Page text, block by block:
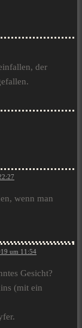
der
wenn man
um 11:54
Gesicht?
(mit ein